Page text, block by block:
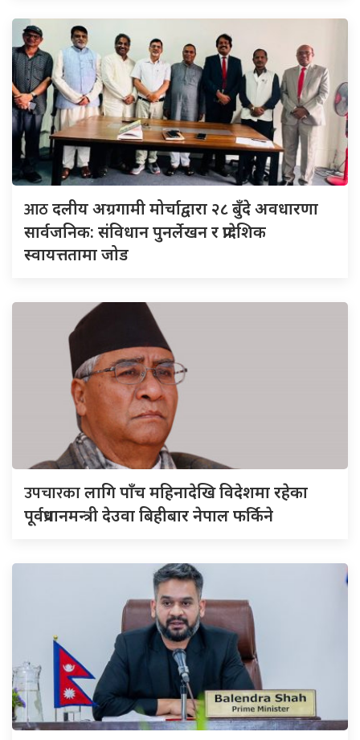
आठदलीय अग्रगामी मोर्चाद्वारा २८ बुँदे अवधारणा
सार्वजनिक: संविधान पुनर्लेखन र प्रादेशिक
स्वायत्ततामा जोड
उपचारकालागि पाँच महिनादेखि विदेशमा रहेका
पूर्वप्रधानमन्त्री देउवा बिहीबार नेपाल फर्किने